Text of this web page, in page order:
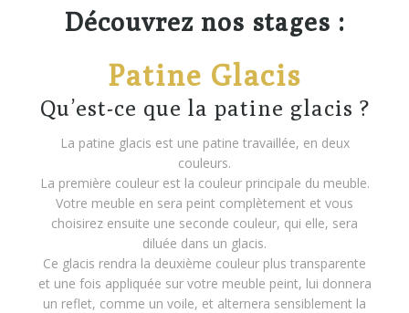
Découvrez nos stages :
Patine Glacis
Qu’est-ce que la patine glacis ?
La patine glacis est une patine travaillée, en deux
couleurs.
La première couleur est la couleur principale du meuble.
Votre meuble en sera peint complètement et vous
choisirez ensuite une seconde couleur, qui elle, sera
diluée dans un glacis.
Ce glacis rendra la deuxième couleur plus transparente
et une fois appliquée sur votre meuble peint, lui donnera
un reflet, comme un voile, et alternera sensiblement la